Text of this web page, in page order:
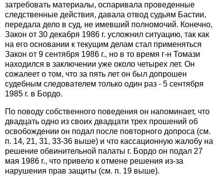
затребовать материалы, оспаривала проведенные
следственные действия, давала отвод судьям Бастии,
передала дело в суд, не имевший полномочий. Конечно,
Закон от 30 декабря 1986 г. усложнил ситуацию, так как
на его основании к текущим делам стал применяться
Закон от 9 сентября 1986 г., но в то время г-н Томази
находился в заключении уже около четырех лет. Он
сожалеет о том, что за пять лет он был допрошен
судебным следователем только один раз - 5 сентября
1985 г. в Бордо.
По поводу собственного поведения он напоминает, что
двадцать одно из своих двадцати трех прошений об
освобождении он подал после повторного допроса (см.
п. 14, 21, 31, 33-36 выше) и что кассационную жалобу на
решение обвинительной палаты г. Бордо он подал 27
мая 1986 г., что привело к отмене решения из-за
нарушения прав защиты (см. п. 19 выше).